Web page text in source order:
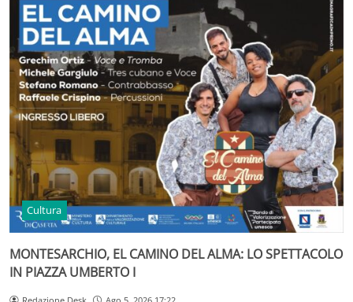
Cultura
MONTESARCHIO, EL CAMINO DEL ALMA: LO SPETTACOLO
IN PIAZZA UMBERTO I